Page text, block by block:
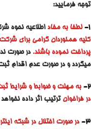
توجه فرمایید:
1- لطفا به مفاداطلاعیه نحوه
کلیه همنوردان گرامی برای
پرداخت نموده باشند.در صورت
میگردد و در صورت عدم اقدام
2- به مهلت و ضوابط و شرایط
در فراخوانترتیب اثر داده
3- در صورت اختلال در شبکه